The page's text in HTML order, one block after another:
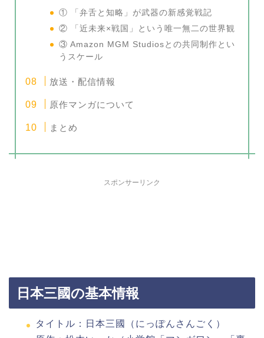
① 「弁舌と知略」が武器の新感覚戦記
② 「近未来×戦国」という唯一無二の世界観
③ Amazon MGM Studiosとの共同制作とい
うスケール
放送・配信情報
原作マンガについて
まとめ
スポンサーリンク
日本三國の基本情報
タイトル：日本三國（にっぽんさんごく）